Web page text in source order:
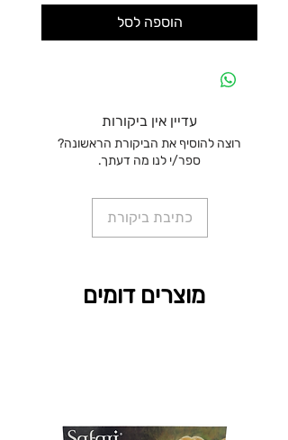
הוספה לסל
עדיין אין ביקורות
רוצה להוסיף את הביקורת הראשונה?
ספר/י לנו מה דעתך.
כתיבת ביקורת
מוצרים דומים